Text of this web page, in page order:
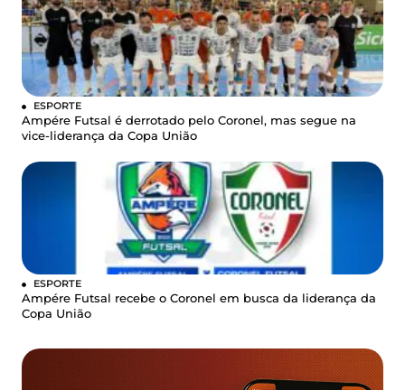
ESPORTE
Ampére Futsal é derrotado pelo Coronel, mas segue na
vice-liderança da Copa União
ESPORTE
Ampére Futsal recebe o Coronel em busca da liderança da
Copa União